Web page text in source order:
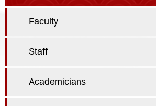
Faculty
Staff
Academicians